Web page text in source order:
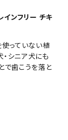
インフリー チキ
使っていない植
シニア犬にも
で歯こうを落と